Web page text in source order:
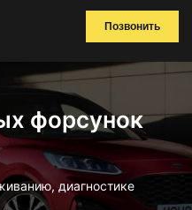
Позвонить
форсунок
диагностике